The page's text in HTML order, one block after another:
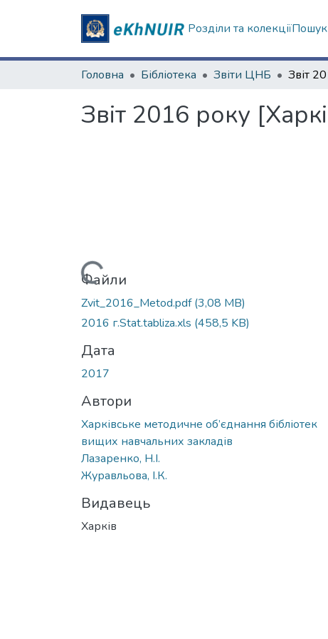
Розділи та колекціїПошук
Головна Бібліотека Звіти ЦНБ
Звіт 2016 року
Вантажиться...
Файли
Zvit_2016_Metod.pdf(3,08 MB)
2016 г.Stat.tabliza.xls (458,5 KB)
Дата
2017
Автори
Харківське методичне об’єднання бібліотек
вищих навчальних закладів
Лазаренко, Н.І.
Журавльова, І.К.
Видавець
Харків